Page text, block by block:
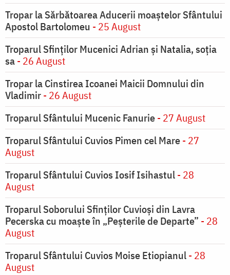
Tropar la Sărbătoarea Aducerii moaştelor Sfântului
Apostol Bartolomeu - 25 August
Troparul Sfinţilor Mucenici Adrian şi Natalia, soţia
sa- 26 August
Tropar la Cinstirea Icoanei Maicii Domnului din
Vladimir- 26 August
Troparul Sfântului Mucenic Fanurie- 27 August
Troparul Sfântului Cuvios Pimen cel Mare- 27
August
Troparul Sfântului Cuvios Iosif Isihastul- 28
August
Troparul Soborului Sfinților Cuvioși din Lavra
Pecerska cu moaște în „Peșterile de Departe” - 28
August
Troparul Sfântului Cuvios Moise Etiopianul- 28
August